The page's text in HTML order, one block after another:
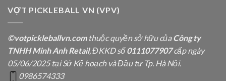
VỢT PICKLEBALL VN (VPV)
©votpickleballvn.comthuộc quyền sở hữu củaCông ty
TNHH Minh Anh Retail, ĐKKD số0111077907cấp ngày
05/06/2025 tại Sở Kế hoạch và Đầu tư Tp. Hà Nội.
0986574333